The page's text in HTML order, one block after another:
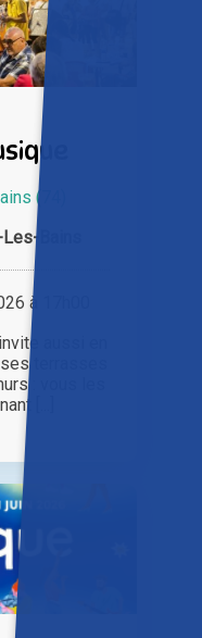
(74)
Bains
à 17h00
aussi en
terrasses
: vous les
[...]